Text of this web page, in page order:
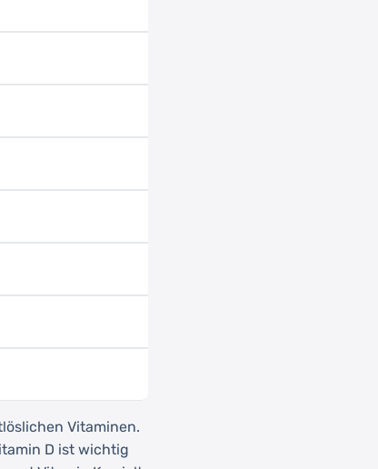
Vitaminen.
D ist wichtig